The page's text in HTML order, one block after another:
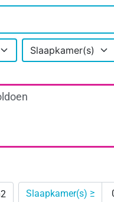
Slaapkamer(s)
Slaapkamer(s) ≥